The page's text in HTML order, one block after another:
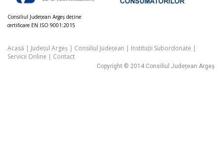
Consiliul Judeţean Argeș deţine
certificare EN ISO 9001:2015
Acasă | Județul Argeș | Consiliul Județean | Instituții Subordonate |
Servicii Online | Contact
Copyright © 2014 Consiliul Județean Argeș